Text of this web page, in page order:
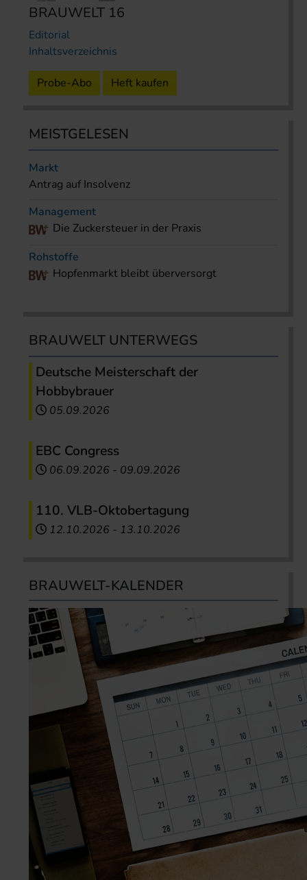
BRAUWELT 16
Editorial
Inhaltsverzeichnis
Probe-Abo Heft kaufen
MEISTGELESEN
Markt
Antrag auf Insolvenz
Management
Die Zuckersteuer in der Praxis
Rohstoffe
Hopfenmarkt bleibt überversorgt
BRAUWELT UNTERWEGS
Deutsche Meisterschaft der
Hobbybrauer
05.09.2026
EBC Congress
06.09.2026 - 09.09.2026
110. VLB-Oktobertagung
12.10.2026 - 13.10.2026
BRAUWELT-KALENDER